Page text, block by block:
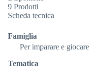
9 Prodotti
Scheda tecnica
Famiglia
Per imparare e giocare
Tematica